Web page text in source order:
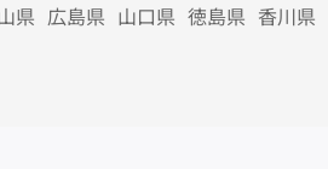
県 広島県 山口県 徳島県 香川県